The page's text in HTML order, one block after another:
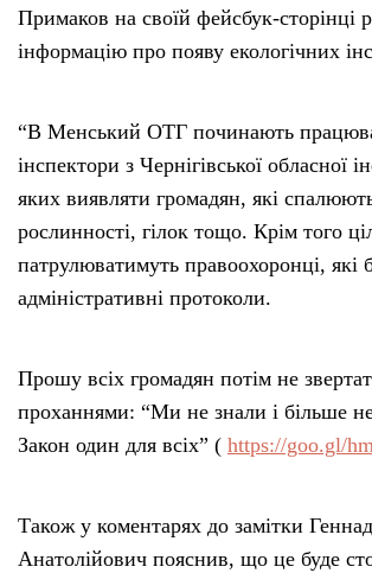
Примаков на своїй фейсбук-сторінці
інформацію про появу екологічних
“В Менський ОТГ починають
інспектори з Чернігівської обласної
яких виявляти громадян, які
рослинності, гілок тощо. Крім того
патрулюватимуть правоохоронці, які
адміністративні протоколи.
Прошу всіх громадян потім не
проханнями: “Ми не знали і більше
Закон один для всіх” ( https://goo.gl/
Також у коментарях до замітки
Анатолійович пояснив, що це буде